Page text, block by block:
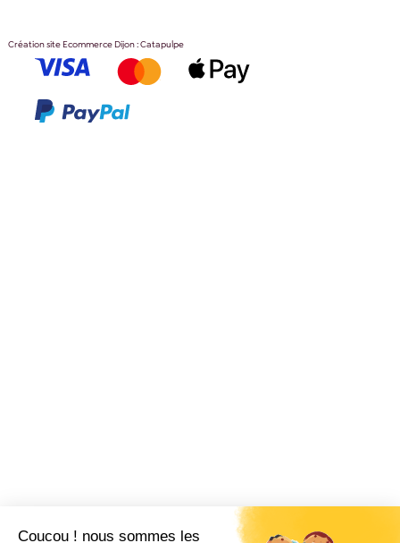
Coucou ! nous sommes les
Création site Ecommerce Dijon : Catapulpe